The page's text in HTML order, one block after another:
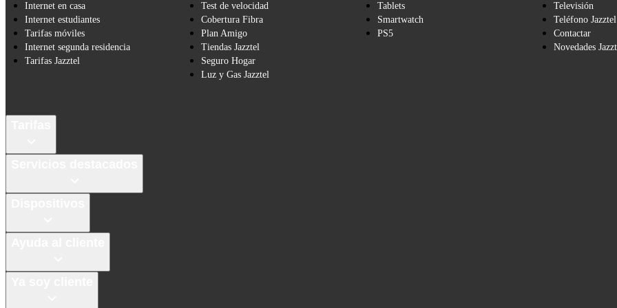
Internet en casa
Internet estudiantes
Tarifas móviles
Internet segunda residencia
Tarifas Jazztel
Test de velocidad
Cobertura Fibra
Plan Amigo
Tiendas Jazztel
Seguro Hogar
Luz y Gas Jazztel
Tablets
Smartwatch
PS5
Televisión
Teléfono Jazztel
Contactar
Novedades